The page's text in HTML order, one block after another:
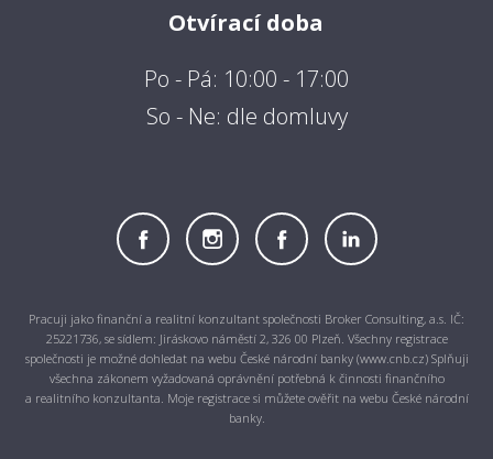
Otvírací doba
Po - Pá: 10:00 - 17:00
So - Ne: dle domluvy
Pracuji jako finanční a realitní konzultant společnosti Broker Consulting, a.s. IČ:
25221736, se sídlem: Jiráskovo náměstí 2, 326 00 Plzeň. Všechny registrace
společnosti je možné dohledat na webu České národní banky (www.cnb.cz) Splňuji
všechna zákonem vyžadovaná oprávnění potřebná k činnosti finančního
a realitního konzultanta. Moje registrace si můžete ověřit na webu České národní
banky.